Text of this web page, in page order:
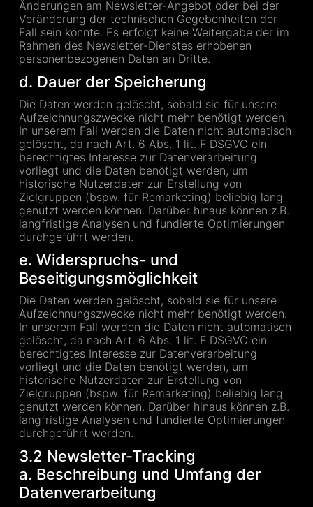
Änderungen am Newsletter-Angebot oder bei der
Veränderung der technischen Gegebenheiten der
Fall sein könnte. Es erfolgt keine Weitergabe der im
Rahmen des Newsletter-Dienstes erhobenen
personenbezogenen Daten an Dritte.
d. Dauer der Speicherung
Die Daten werden gelöscht, sobald sie für unsere
Aufzeichnungszwecke nicht mehr benötigt werden.
In unserem Fall werden die Daten nicht automatisch
gelöscht, da nach Art. 6 Abs. 1 lit. F DSGVO ein
berechtigtes Interesse zur Datenverarbeitung
vorliegt und die Daten benötigt werden, um
historische Nutzerdaten zur Erstellung von
Zielgruppen (bspw. für Remarketing) beliebig lang
genutzt werden können. Darüber hinaus können z.B.
langfristige Analysen und fundierte Optimierungen
durchgeführt werden.
e. Widerspruchs- und
Beseitigungsmöglichkeit
Die Daten werden gelöscht, sobald sie für unsere
Aufzeichnungszwecke nicht mehr benötigt werden.
In unserem Fall werden die Daten nicht automatisch
gelöscht, da nach Art. 6 Abs. 1 lit. F DSGVO ein
berechtigtes Interesse zur Datenverarbeitung
vorliegt und die Daten benötigt werden, um
historische Nutzerdaten zur Erstellung von
Zielgruppen (bspw. für Remarketing) beliebig lang
genutzt werden können. Darüber hinaus können z.B.
langfristige Analysen und fundierte Optimierungen
durchgeführt werden.
3.2 Newsletter-Tracking
a. Beschreibung und Umfang der
Datenverarbeitung